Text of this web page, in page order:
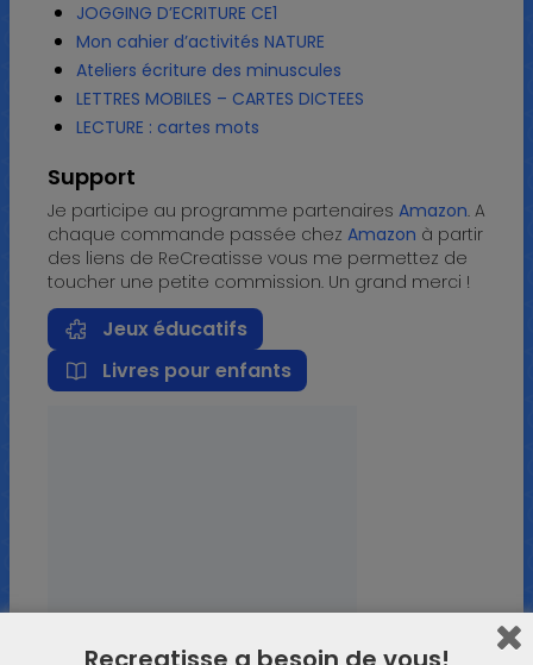
JOGGING D’ECRITURE CE1
Mon cahier d’activités NATURE
Ateliers écriture des minuscules
LETTRES MOBILES – CARTES DICTEES
LECTURE : cartes mots
Support
Je participe au programme partenaires Amazon. A
chaque commande passée chez Amazon à partir
des liens de ReCreatisse vous me permettez de
toucher une petite commission. Un grand merci !
Jeux éducatifs
Livres pour enfants